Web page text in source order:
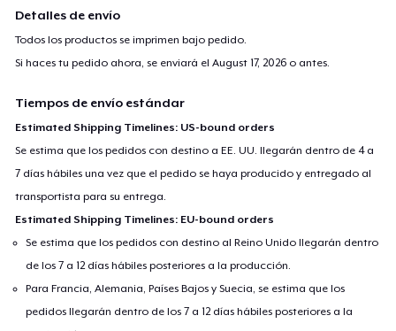
Detalles de envío
Todos los productos se imprimen bajo pedido.
Si haces tu pedido ahora, se enviará elAugust 17, 2026 o antes.
Tiempos de envío estándar
Estimated Shipping Timelines: US-bound orders
Se estima que los pedidos con destino a EE. UU. llegarán dentro de 4 a
7 días hábiles una vez que el pedido se haya producido y entregado al
transportista para su entrega.
Estimated Shipping Timelines: EU-bound orders
Se estima que los pedidos con destino al Reino Unido llegarán dentro
de los 7 a 12 días hábiles posteriores a la producción.
Para Francia, Alemania, Países Bajos y Suecia, se estima que los
pedidos llegarán dentro de los 7 a 12 días hábiles posteriores a la